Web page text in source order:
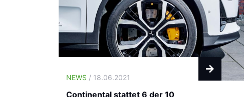
NEWS / 18.06.2021
Continental stattet 6 der 10